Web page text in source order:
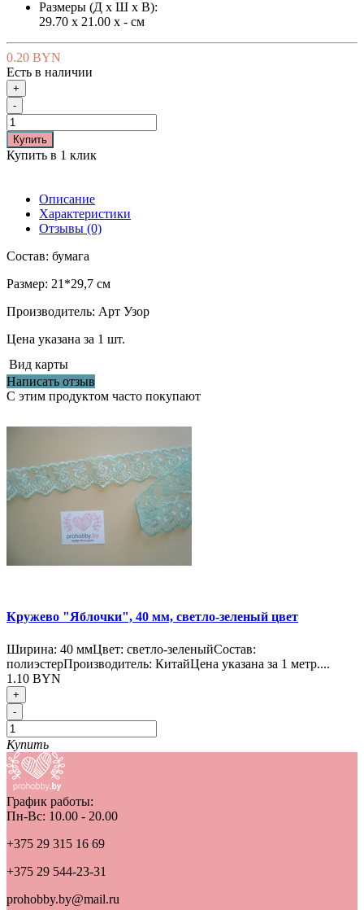
Размеры (Д x Ш x В):
29.70 x 21.00 x - см
0.20 BYN
Есть в наличии
+
-
Купить
Купить в 1 клик
Описание
Характеристики
Отзывы (0)
Состав: бумага
Размер: 21*29,7 см
Производитель: Арт Узор
Цена указана за 1 шт.
Вид карты
Написать отзыв
С этим продуктом часто покупают
Кружево "Яблочки", 40 мм, светло-зеленый цвет
Ширина: 40 ммЦвет: светло-зеленыйСостав:
полиэстерПроизводитель: КитайЦена указана за 1 метр....
1.10 BYN
+
-
Купить
График работы:
Пн-Вс: 10.00 - 20.00
+375 29 315 16 69
+375 29 544-23-31
prohobby.by@mail.ru